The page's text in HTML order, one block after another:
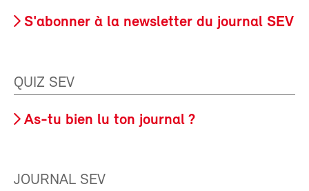
S'abonner à la newsletter du journal SEV
QUIZ SEV
As-tu bien lu ton journal ?
JOURNAL SEV